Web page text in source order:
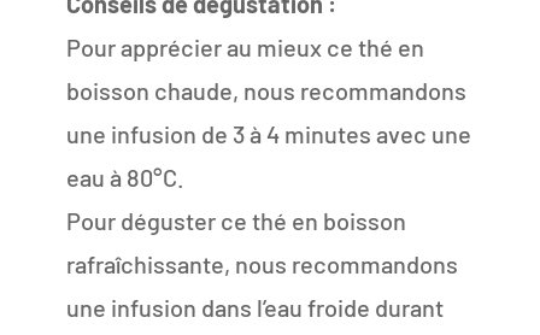
Pour apprécier au mieux ce thé en
boisson chaude, nous recommandons
une infusion de 3 à 4 minutes avec une
eau à 80°C.
Pour déguster ce thé en boisson
rafraîchissante, nous recommandons
une infusion dans l’eau froide durant